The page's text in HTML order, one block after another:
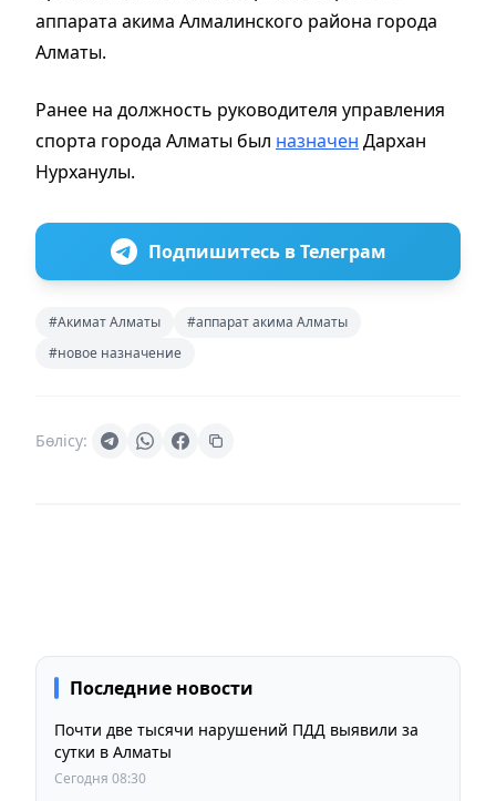
аппарата акима Алмалинского района города
Алматы.
Ранее на должность руководителя управления
спорта города Алматы был назначен Дархан
Нурханулы.
Подпишитесь в Телеграм
#Акимат Алматы
#аппарат акима Алматы
#новое назначение
Бөлісу:
Последние новости
Почти две тысячи нарушений ПДД выявили за
сутки в Алматы
Сегодня 08:30